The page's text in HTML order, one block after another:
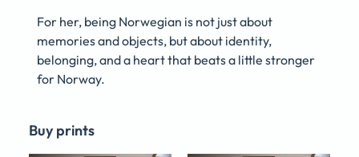
For her, being Norwegian is not just about
memories and objects, but about identity,
belonging, and a heart that beats a little stronger
for Norway.
Buy prints